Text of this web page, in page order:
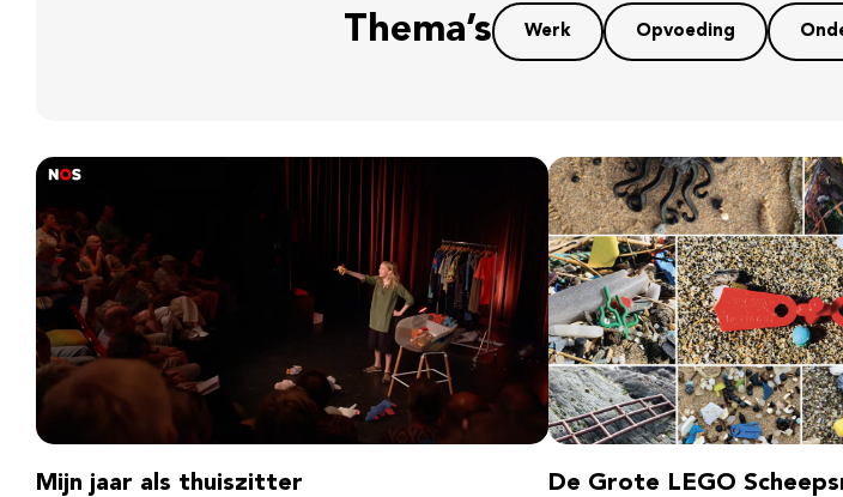
Thema’s Werk Opvoeding
Mijn jaar als thuiszitter De Grote LEGO